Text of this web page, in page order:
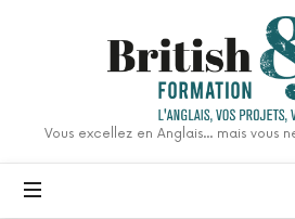
&
Co
Formation
Vous excellez en Anglais... mais vous